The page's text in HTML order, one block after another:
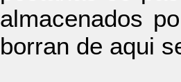
almacenados
borran de aqui